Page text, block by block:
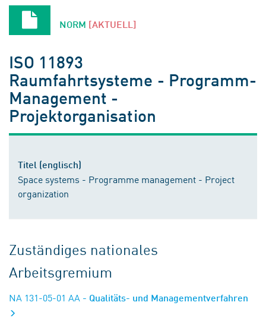
NORM [AKTUELL]
ISO 11893
Raumfahrtsysteme - Programm-
Management -
Projektorganisation
Titel (englisch)
Space systems - Programme management - Project
organization
Zuständiges nationales
Arbeitsgremium
NA 131-05-01 AA - Qualitäts- und Managementverfahren